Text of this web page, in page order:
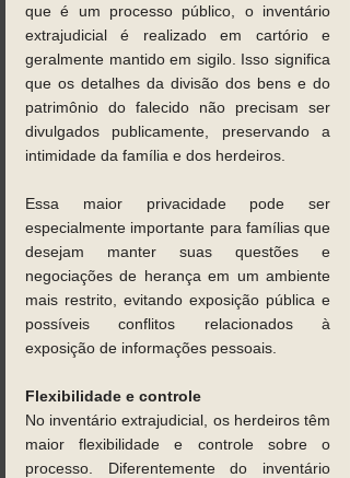
que é um processo público, o inventário
extrajudicial é realizado em cartório e
geralmente mantido em sigilo. Isso significa
que os detalhes da divisão dos bens e do
patrimônio do falecido não precisam ser
divulgados publicamente, preservando a
intimidade da família e dos herdeiros.
Essa maior privacidade pode ser
especialmente importante para famílias que
desejam manter suas questões e
negociações de herança em um ambiente
mais restrito, evitando exposição pública e
possíveis conflitos relacionados à
exposição de informações pessoais.
Flexibilidade e controle
No inventário extrajudicial, os herdeiros têm
maior flexibilidade e controle sobre o
processo. Diferentemente do inventário